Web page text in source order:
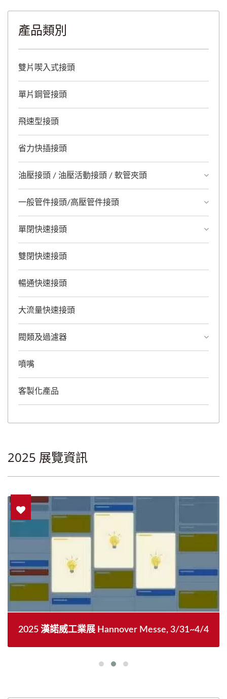
產品類別
雙片喫入式接頭
單片鋼管接頭
飛速型接頭
省力快插接頭
油壓接頭 / 油壓活動接頭 / 軟管夾頭
一般管件接頭/高壓管件接頭
單閉快速接頭
雙閉快速接頭
暢通快速接頭
大流量快速接頭
閥類及過濾器
噴嘴
客製化產品
2025 展覽資訊
2025 漢諾威工業展 Hannover Messe, 3/31~4/4